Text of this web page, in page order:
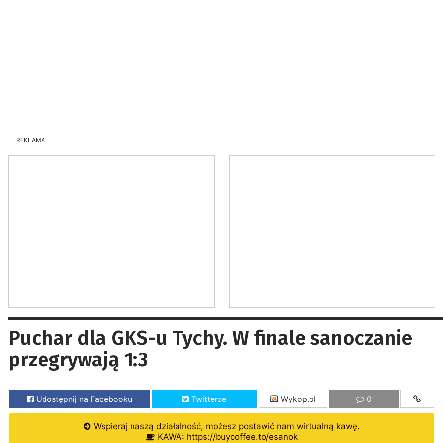
REKLAMA
Puchar dla GKS-u Tychy. W finale sanoczanie
przegrywają 1:3
Udostępnij na Facebooku Twitterze Wykop.pl 0
Wspieraj naszą działalność, możesz postawić nam wirtualną kawę.
KAWA: https://buycoffee.to/esanok